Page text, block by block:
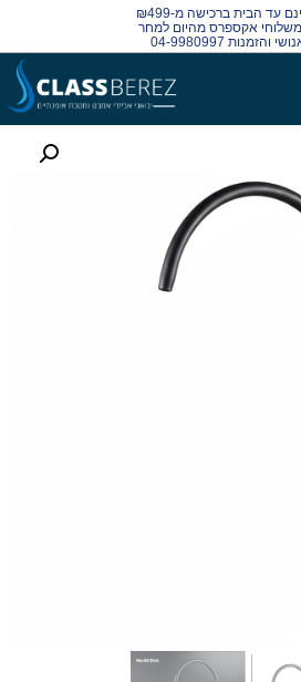
עד הבית ברכישה מ-₪499
אקספרס מהיום למחר
04-9980997